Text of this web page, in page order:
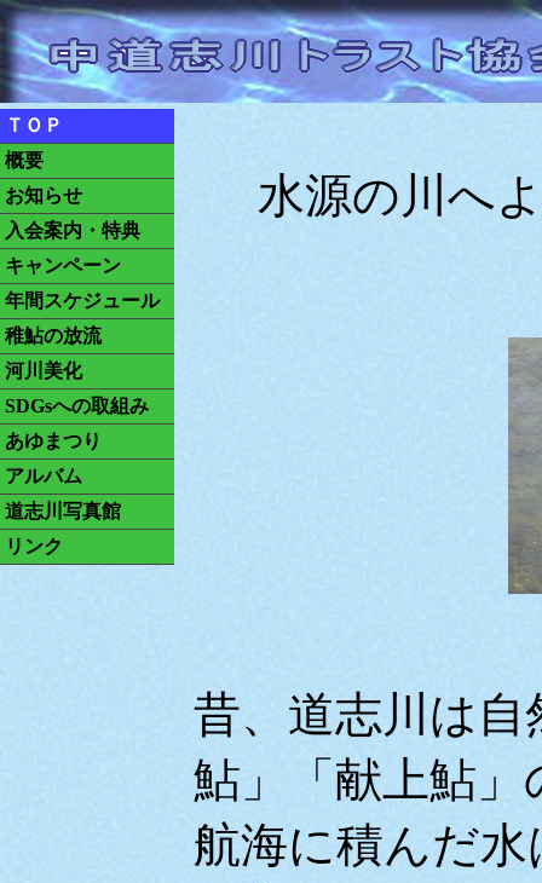
ＴＯＰ
概要
お知らせ
入会案内・特典
キャンペーン
年間スケジュール
稚鮎の放流
河川美化
SDGsへの取組み
あゆまつり
アルバム
道志川写真館
リンク
水源の川
昔、道志川は
鮎」「献上鮎
航海に積んだ